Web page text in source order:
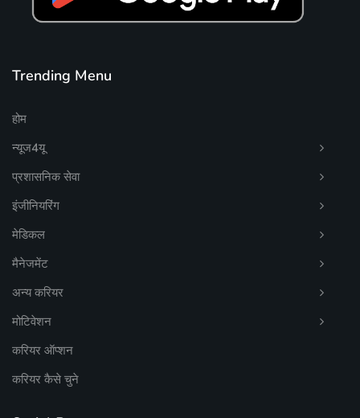
Trending Menu
होम
न्यूज4यू
प्रशासनिक सेवा
इंजीनियरिंग
मेडिकल
मैनेजमेंट
अन्य करियर
मोटिवेशन
करियर ऑप्शन
करियर कैसे चुने